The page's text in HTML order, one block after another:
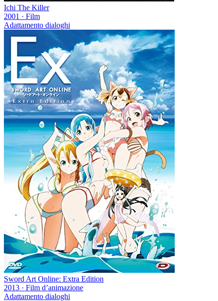
Ichi The Killer
2001 · Film
Adattamento dialoghi
Sword Art Online: Extra Edition
2013 · Film d’animazione
Adattamento dialoghi